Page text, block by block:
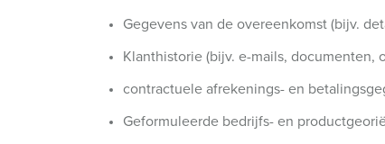
Gegevens van de overeenkomst (bijv.
Klanthistorie (bijv. e-mails,
contractuele afrekenings- en
Geformuleerde bedrijfs- en